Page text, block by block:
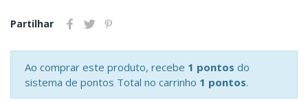
Partilhar
Ao comprar este produto, recebe 1 pontos do
sistema de pontos Total no carrinho 1 pontos.